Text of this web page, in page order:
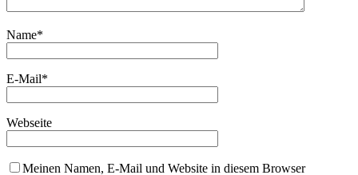
Name*
E-Mail*
Webseite
Meinen Namen, E-Mail und Website in diesem Browser